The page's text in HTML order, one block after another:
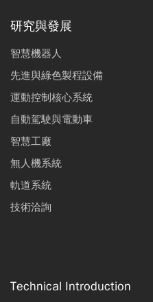
研究與發展
智慧機器人
先進與綠色製程設備
運動控制核心系統
自動駕駛與電動車
智慧工廠
無人機系統
軌道系統
技術洽詢
Technical Introduction